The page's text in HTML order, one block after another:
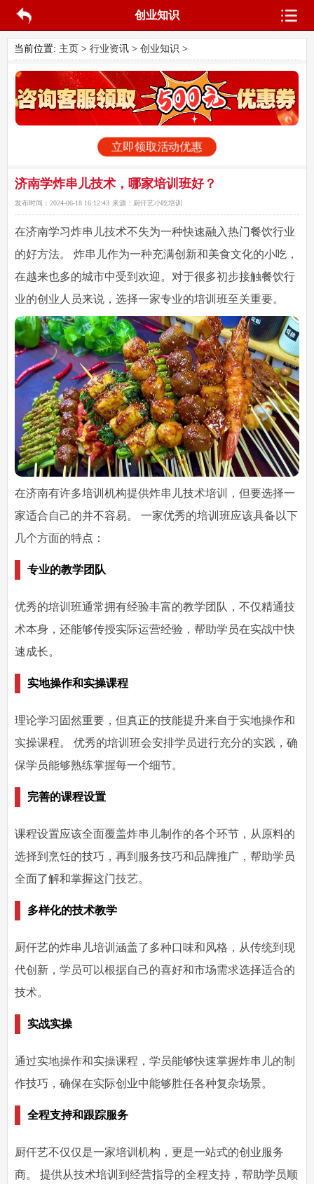
创业知识
当前位置: 主页 > 行业资讯> 创业知识 >
立即领取活动优惠
济南学炸串儿技术，哪家培训班好？
发布时间： 2024-06-18 16:12:43 来源： 厨仟艺小吃培训
在济南学习炸串儿技术不失为一种快速融入热门餐饮行业
的好方法。 炸串儿作为一种充满创新和美食文化的小吃，
在越来也多的城市中受到欢迎。对于很多初步接触餐饮行
业的创业人员来说，选择一家专业的培训班至关重要。
在济南有许多培训机构提供炸串儿技术培训，但要选择一
家适合自己的并不容易。 一家优秀的培训班应该具备以下
几个方面的特点：
专业的教学团队
优秀的培训班通常拥有经验丰富的教学团队，不仅精通技
术本身，还能够传授实际运营经验，帮助学员在实战中快
速成长。
实地操作和实操课程
理论学习固然重要，但真正的技能提升来自于实地操作和
实操课程。 优秀的培训班会安排学员进行充分的实践，确
保学员能够熟练掌握每一个细节。
完善的课程设置
课程设置应该全面覆盖炸串儿制作的各个环节，从原料的
选择到烹饪的技巧，再到服务技巧和品牌推广，帮助学员
全面了解和掌握这门技艺。
多样化的技术教学
厨仟艺的炸串儿培训涵盖了多种口味和风格，从传统到现
代创新，学员可以根据自己的喜好和市场需求选择适合的
技术。
实战实操
通过实地操作和实操课程，学员能够快速掌握炸串儿的制
作技巧，确保在实际创业中能够胜任各种复杂场景。
全程支持和跟踪服务
厨仟艺不仅仅是一家培训机构，更是一站式的创业服务
商。 提供从技术培训到经营指导的全程支持，帮助学员顺